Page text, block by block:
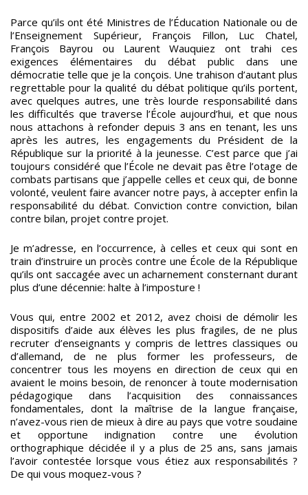
Parce qu’ils ont été Ministres de l’Éducation Nationale ou de
l’Enseignement Supérieur, François Fillon, Luc Chatel,
François Bayrou ou Laurent Wauquiez ont trahi ces
exigences élémentaires du débat public dans une
démocratie telle que je la conçois. Une trahison d’autant plus
regrettable pour la qualité du débat politique qu’ils portent,
avec quelques autres, une très lourde responsabilité dans
les difficultés que traverse l’École aujourd’hui, et que nous
nous attachons à refonder depuis 3 ans en tenant, les uns
après les autres, les engagements du Président de la
République sur la priorité à la jeunesse. C’est parce que j’ai
toujours considéré que l’École ne devait pas être l’otage de
combats partisans que j’appelle celles et ceux qui, de bonne
volonté, veulent faire avancer notre pays, à accepter enfin la
responsabilité du débat. Conviction contre conviction, bilan
contre bilan, projet contre projet.
Je m’adresse, en l’occurrence, à celles et ceux qui sont en
train d’instruire un procès contre une École de la République
qu’ils ont saccagée avec un acharnement consternant durant
plus d’une décennie: halte à l’imposture !
Vous qui, entre 2002 et 2012, avez choisi de démolir les
dispositifs d’aide aux élèves les plus fragiles, de ne plus
recruter d’enseignants y compris de lettres classiques ou
d’allemand, de ne plus former les professeurs, de
concentrer tous les moyens en direction de ceux qui en
avaient le moins besoin, de renoncer à toute modernisation
pédagogique dans l’acquisition des connaissances
fondamentales, dont la maîtrise de la langue française,
n’avez-vous rien de mieux à dire au pays que votre soudaine
et opportune indignation contre une évolution
orthographique décidée il y a plus de 25 ans, sans jamais
l’avoir contestée lorsque vous étiez aux responsabilités ?
De qui vous moquez-vous ?